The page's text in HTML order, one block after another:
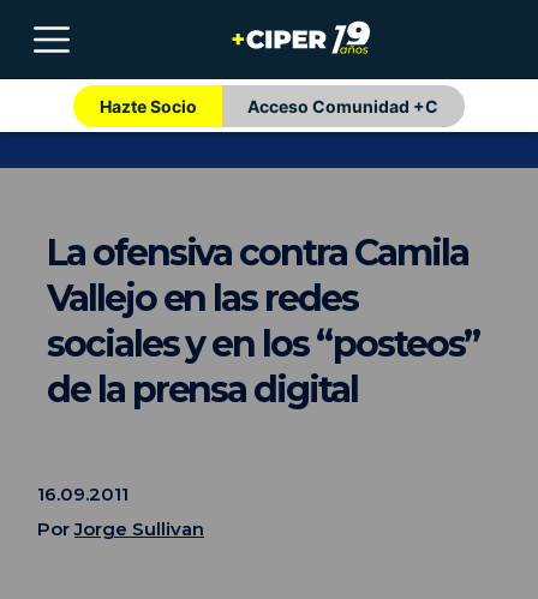
Hazte Socio Acceso Comunidad +C
La ofensiva contra Camila
Vallejo en las redes
sociales y en los “posteos”
de la prensa digital
16.09.2011
PorJorge Sullivan